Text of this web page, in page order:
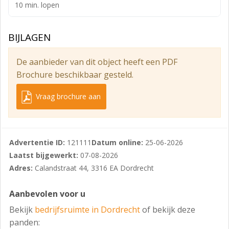
Parkeren:
Het bijbehorende verharde buitenterrein van ca. 900
m² is ingericht met ca. 36 gemarkeerde
parkeerplaatsen.
Bestemming:
Bedrijfsdoeleinden t/m categorie 4.1
A, geldig tot 3 juli 2029.
Kadastrale gegevens:
- nummer : 10239;
10 min. lopen
BIJLAGEN
De aanbieder van dit object heeft een PDF
Brochure beschikbaar gesteld.
Vraag brochure aan
Advertentie ID: 121111 Datum online: 25-06-2026
Laatst bijgewerkt: 07-08-2026
Adres: Calandstraat 44, 3316 EA Dordrecht
Aanbevolen voor u
Bekijk bedrijfsruimte in Dordrechtof bekijk deze
panden: